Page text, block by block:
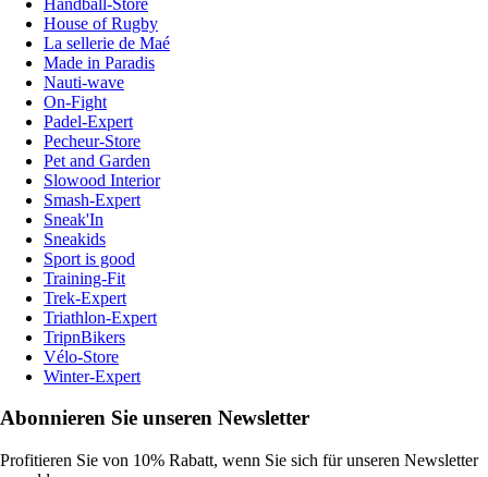
House of Rugby
La sellerie de Maé
Made in Paradis
Nauti-wave
On-Fight
Padel-Expert
Pecheur-Store
Pet and Garden
Slowood Interior
Smash-Expert
Sneak'In
Sneakids
Sport is good
Training-Fit
Trek-Expert
Triathlon-Expert
TripnBikers
Vélo-Store
Winter-Expert
Abonnieren Sie unseren Newsletter
Profitieren Sie von 10% Rabatt, wenn Sie sich für unseren Newsletter